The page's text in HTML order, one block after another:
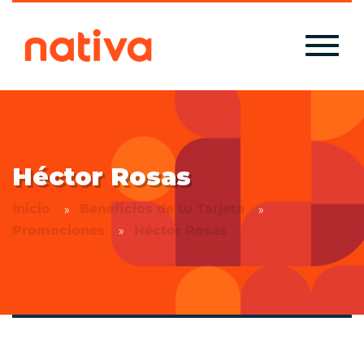
Héctor Rosas
Inicio
Beneficios de tu Tarjeta
Promociones
Héctor Rosas